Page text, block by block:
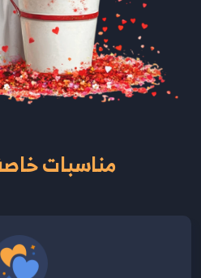
مناسبات